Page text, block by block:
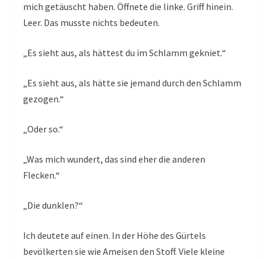
mich getäuscht haben. Öffnete die linke. Griff hinein.
Leer. Das musste nichts bedeuten.
„Es sieht aus, als hättest du im Schlamm gekniet.“
„Es sieht aus, als hätte sie jemand durch den Schlamm
gezogen.“
„Oder so.“
„Was mich wundert, das sind eher die anderen
Flecken.“
„Die dunklen?“
Ich deutete auf einen. In der Höhe des Gürtels
bevölkerten sie wie Ameisen den Stoff. Viele kleine